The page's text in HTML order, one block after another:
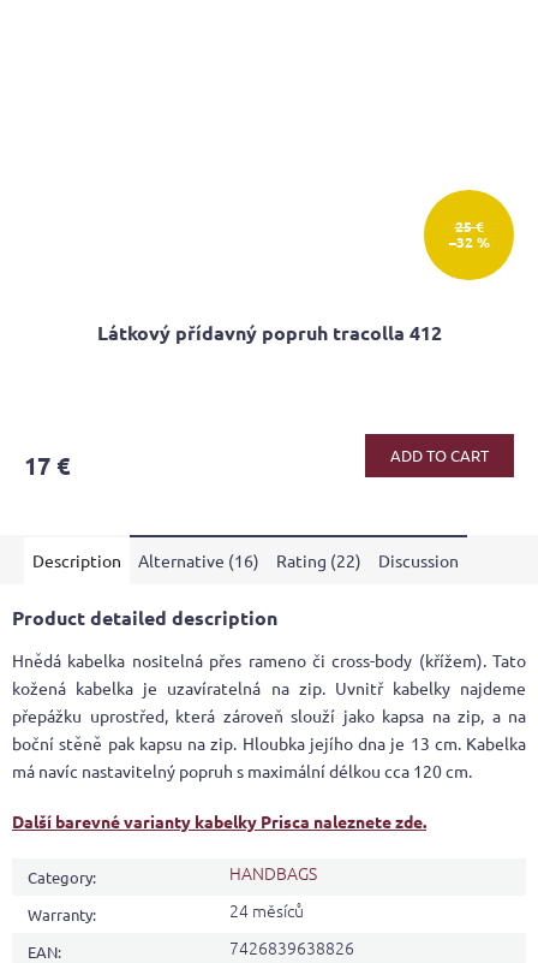
25 €
–32 %
Látkový přídavný popruh tracolla 412
17 € ADD TO CART
Description Alternative (16) Rating (22) Discussion
Product detailed description
Hnědá kabelka nositelná přes rameno či cross-body (křížem). Tato
kožená kabelka je uzavíratelná na zip. Uvnitř kabelky najdeme
přepážku uprostřed, která zároveň slouží jako kapsa na zip, a na
boční stěně pak kapsu na zip. Hloubka jejího dna je 13 cm. Kabelka
má navíc nastavitelný popruh s maximální délkou cca 120 cm.
Další barevné varianty kabelky Prisca naleznete zde.
Category: HANDBAGS
Warranty: 24 měsíců
EAN: 7426839638826